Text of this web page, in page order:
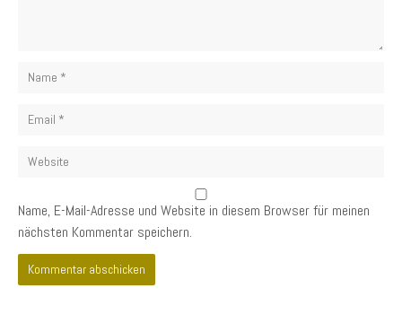
Name
Email
Website
Name, E-Mail-Adresse und Website in diesem Browser für meinen
nächsten Kommentar speichern.